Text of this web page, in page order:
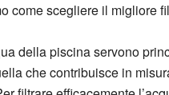
come scegliere il migliore
della piscina servono
che contribuisce in